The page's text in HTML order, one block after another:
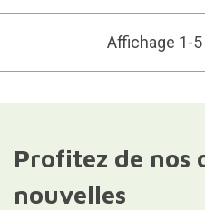
Affichage 1-
Profitez de nos
nouvelles